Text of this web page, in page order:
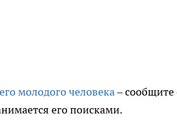
молодого человека– сообщите
его поисками.